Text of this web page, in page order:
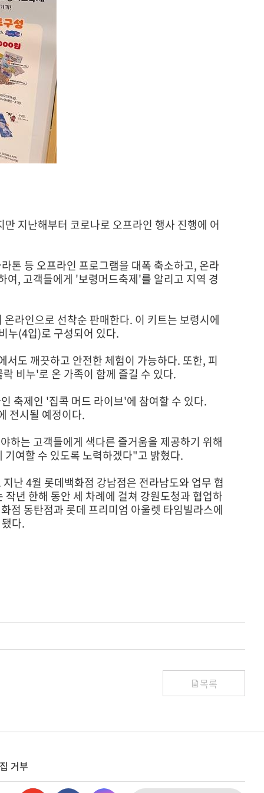
지난해부터 코로나로 오프라인 행사 진행에 어
톤 등 오프라인 프로그램을 대폭 축소하고, 온라
여, 고객들에게 '보령머드축제'를 알리고 지역 경
라인으로 선착순 판매한다. 이 키트는 보령시에
누(4입)로 구성되어 있다.
도 깨끗하고 안전한 체험이 가능하다. 또한, 피
비누'로 온 가족이 함께 즐길 수 있다.
축제인 '집콕 머드 라이브'에 참여할 수 있다.
전시될 예정이다.
하는 고객들에게 색다른 즐거움을 제공하기 위해
여할 수 있도록 노력하겠다"고 밝혔다.
난 4월 롯데백화점 강남점은 전라남도와 업무 협
년 한해 동안 세 차례에 걸쳐 강원도청과 협업하
점 동탄점과 롯데 프리미엄 아울렛 타임빌라스에
다.
목록
거부